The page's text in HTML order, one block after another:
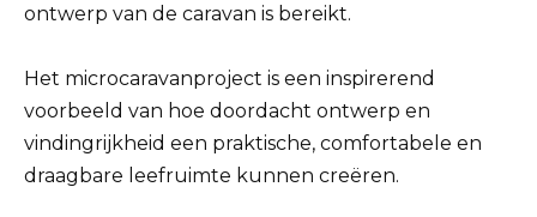
ontwerp van de caravan is bereikt.
Het microcaravanproject is een inspirerend
voorbeeld van hoe doordacht ontwerp en
vindingrijkheid een praktische, comfortabele en
draagbare leefruimte kunnen creëren.